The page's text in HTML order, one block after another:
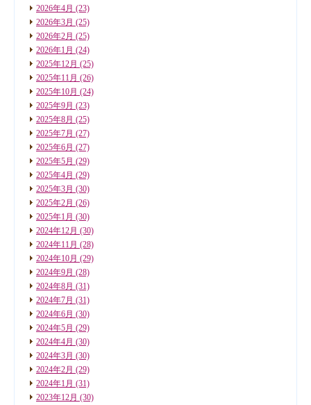
2026年4月 (23)
2026年3月 (25)
2026年2月 (25)
2026年1月 (24)
2025年12月 (25)
2025年11月 (26)
2025年10月 (24)
2025年9月 (23)
2025年8月 (25)
2025年7月 (27)
2025年6月 (27)
2025年5月 (29)
2025年4月 (29)
2025年3月 (30)
2025年2月 (26)
2025年1月 (30)
2024年12月 (30)
2024年11月 (28)
2024年10月 (29)
2024年9月 (28)
2024年8月 (31)
2024年7月 (31)
2024年6月 (30)
2024年5月 (29)
2024年4月 (30)
2024年3月 (30)
2024年2月 (29)
2024年1月 (31)
2023年12月 (30)